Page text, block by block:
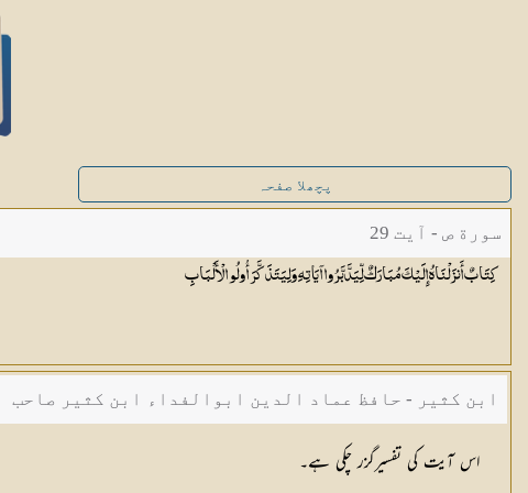
پچھلا صفحہ
سورة ص - آیت 29
كِتَابٌ أَنزَلْنَاهُ إِلَيْكَ مُبَارَكٌ لِّيَدَّبَّرُوا آيَاتِهِ وَلِيَتَذَكَّرَ أُولُوالْأَلْبَابِ
ابن کثیر - حافظ عماد الدین ابوالفداء ابن کثیر صاحب
اس آیت کی تفسیرگزر چکی ہے۔